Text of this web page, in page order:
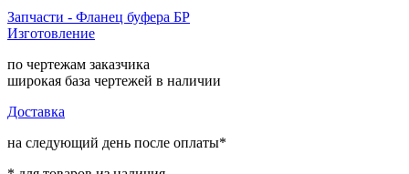
Запчасти - Фланец буфера БР
Изготовление
по чертежам заказчика
широкая база чертежей в наличии
Доставка
на следующий день после оплаты*